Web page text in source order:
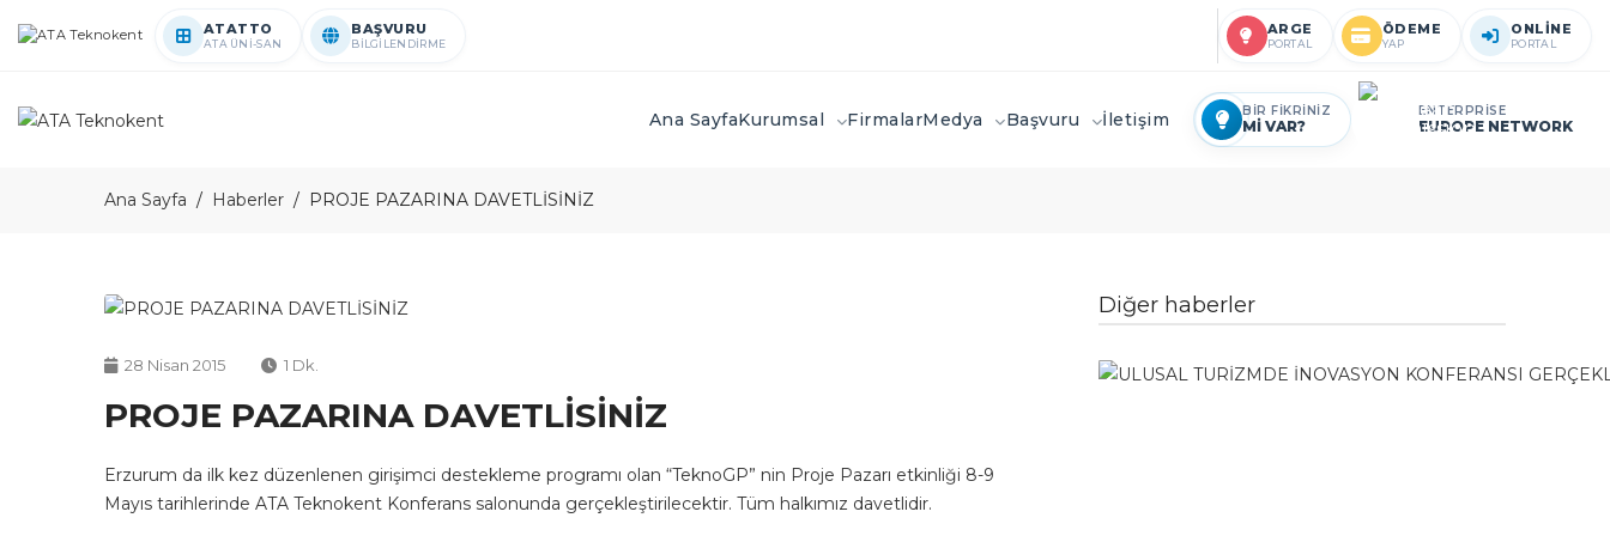
ATATTO
ATA ÜNİ-SAN
BAŞVURU
BİLGİLENDİRME
ARGE
PORTAL
ÖDEME
YAP
ONLİNE
PORTAL
Ana SayfaKurumsal FirmalarMedya Başvuru İletişim BİR FİKRİNİZ
Mİ VAR?
ENTERPRİSE
EUROPE NETWORK
Ana Sayfa Haberler PROJE PAZARINA DAVETLİSİNİZ
28 Nisan 2015 1 Dk.
PROJE PAZARINA DAVETLİSİNİZ
Erzurum da ilk kez düzenlenen girişimci destekleme programı olan “TeknoGP” nin Proje Pazarı etkinliği 8-9
Mayıs tarihlerinde ATA Teknokent Konferans salonunda gerçekleştirilecektir. Tüm halkımız davetlidir.
Diğer haberler